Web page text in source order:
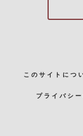
このサイトにつ
プライバシ